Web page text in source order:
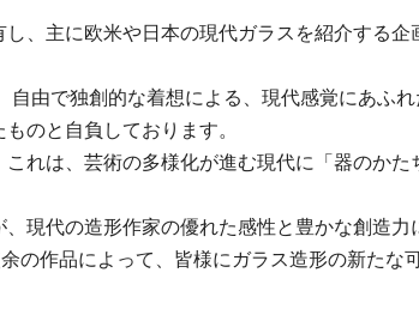
、主に欧米や日本の現代ガラスを紹介する
由で独創的な着想による、現代感覚にあふ
のと自負しております。
れは、芸術の多様化が進む現代に「器のか
現代の造形作家の優れた感性と豊かな創造
の作品によって、皆様にガラス造形の新たな